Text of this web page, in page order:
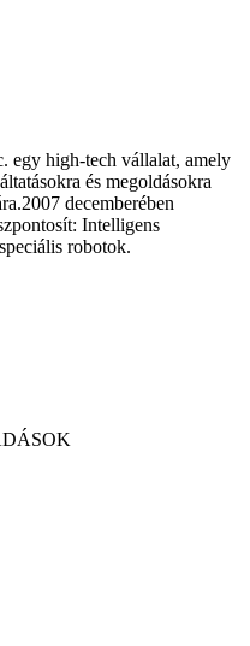
egy high-tech vállalat, amely
és megoldásokra
decemberében
Intelligens
robotok.